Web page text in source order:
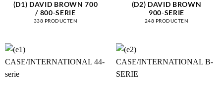
(D1) DAVID BROWN 700
/ 800-SERIE
338 PRODUCTEN
(D2) DAVID BROWN
900-SERIE
248 PRODUCTEN